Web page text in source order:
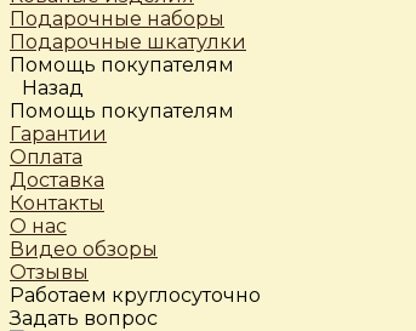
Подарочные наборы
Подарочные шкатулки
Помощь покупателям
Назад
Помощь покупателям
Гарантии
Оплата
Доставка
Контакты
О нас
Видео обзоры
Отзывы
Работаем круглосуточно
Задать вопрос